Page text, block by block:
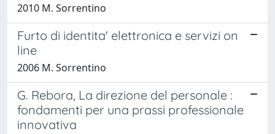
2010 M. Sorrentino
Furto di identita' elettronica e servizi on
line
2006 M. Sorrentino
G. Rebora, La direzione del personale :
fondamenti per una prassi professionale
innovativa